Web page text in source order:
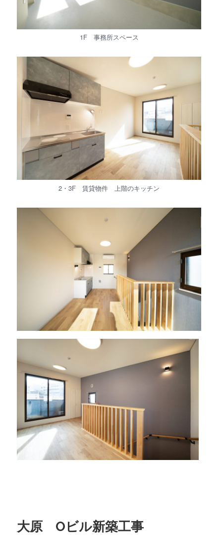
1F 事務所スペース
2・3F 賃貸物件 上階のキッチン
大原 Oビル新築工事